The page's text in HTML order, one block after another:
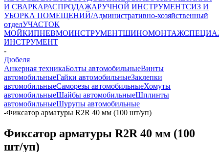
И СВАРКАРАСПРОДАЖАРУЧНОЙ ИНСТРУМЕНТСИЗ И
УБОРКА ПОМЕЩЕНИЙ/Административно-хозяйственный
отделУЧАСТОК
МОЙКИПНЕВМОИНСТРУМЕНТШИНОМОНТАЖ
ИНСТРУМЕНТ
-
Дюбеля
Анкерная техникаБолты автомобильныеВинты
автомобильныеГайки автомобильныеЗаклепки
автомобильныеСаморезы автомобильныеХомуты
автомобильныеШайбы автомобильныеШплинты
автомобильныеШурупы автомобильные
-Фиксатор арматуры R2R 40 мм (100 шт/уп)
Фиксатор арматуры R2R 40 мм (100
шт/уп)